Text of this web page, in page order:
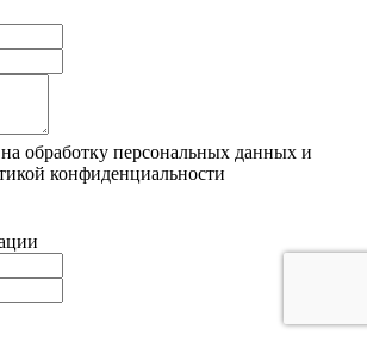
обработку персональных данных и
конфиденциальности